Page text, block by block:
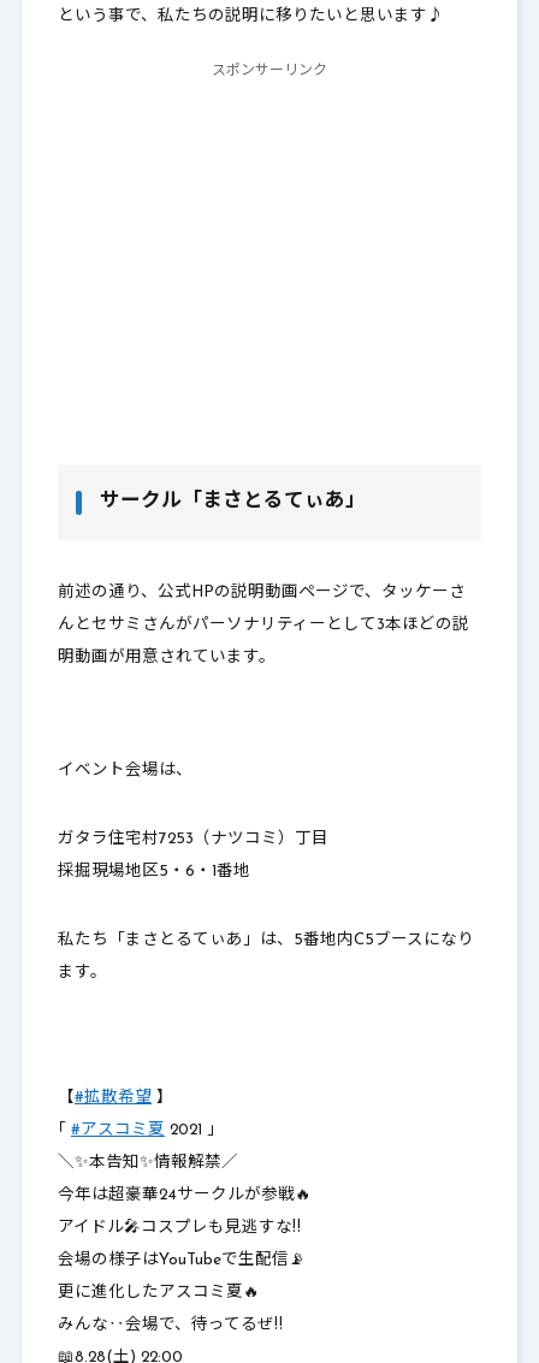
という事で、私たちの説明に移りたいと思います♪
スポンサーリンク
サークル「まさとるてぃあ」
前述の通り、公式HPの説明動画ページで、タッケーさ
んとセサミさんがパーソナリティーとして3本ほどの説
明動画が用意されています。
イベント会場は、
ガタラ住宅村7253（ナツコミ）丁目
採掘現場地区5・6・1番地
私たち「まさとるてぃあ」は、5番地内C5ブースになり
ます。
【#拡散希望】
｢ #アスコミ夏 2021 」
＼✨本告知✨情報解禁／
今年は超豪華24サークルが参戦🔥
アイドル🎤コスプレも見逃すな‼️
会場の様子はYouTubeで生配信📡
更に進化したアスコミ夏🔥
みんな‥会場で、待ってるぜ‼️
📖8.28(土) 22:00